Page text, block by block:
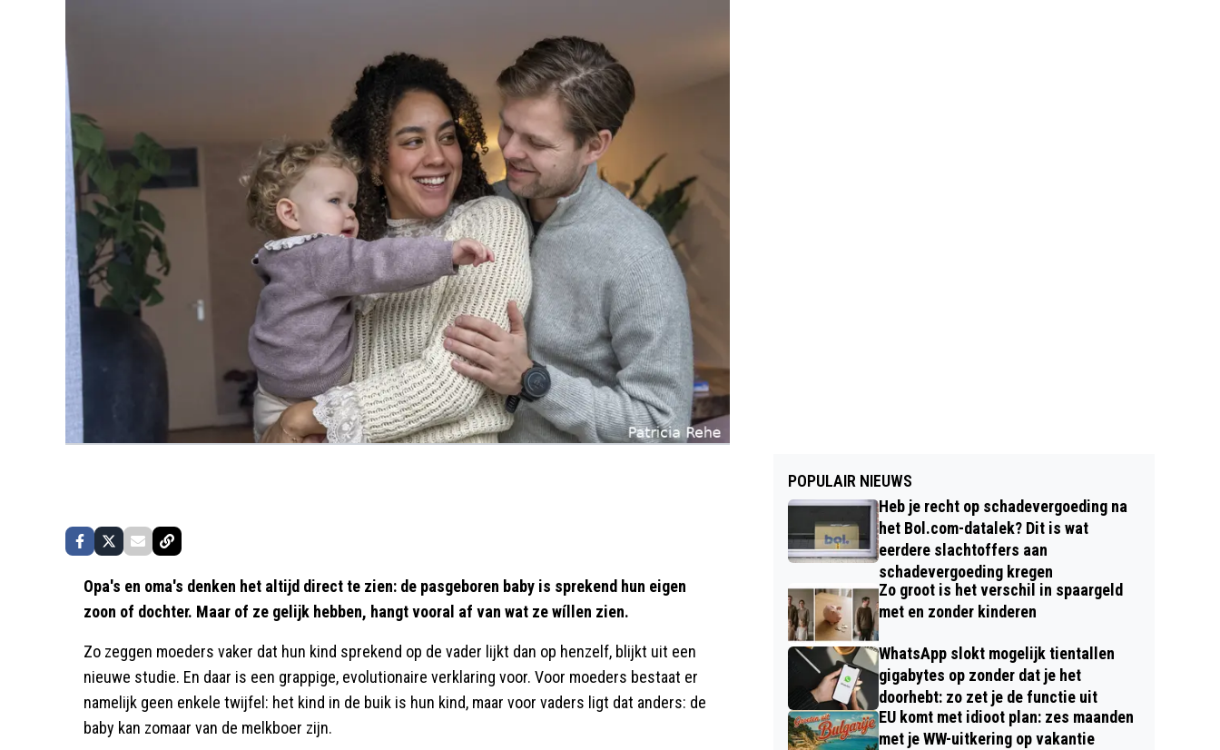
Opa's en oma's denken het altijd direct te zien: de pasgeboren baby is sprekend hun eigen
zoon of dochter. Maar of ze gelijk hebben, hangt vooral af van wat ze wíllen zien.
Zo zeggen moeders vaker dat hun kind sprekend op de vader lijkt dan op henzelf, blijkt uit een
nieuwe studie. En daar is een grappige, evolutionaire verklaring voor. Voor moeders bestaat er
namelijk geen enkele twijfel: het kind in de buik is hun kind, maar voor vaders ligt dat anders: de
baby kan zomaar van de melkboer zijn.
POPULAIR NIEUWS
Heb je recht op schadevergoeding na
het Bol.com-datalek? Dit is wat
eerdere slachtoffers aan
schadevergoeding kregen
Zo groot is het verschil in spaargeld
met en zonder kinderen
WhatsApp slokt mogelijk tientallen
gigabytes op zonder dat je het
doorhebt: zo zet je de functie uit
EU komt met idioot plan: zes maanden
met je WW-uitkering op vakantie